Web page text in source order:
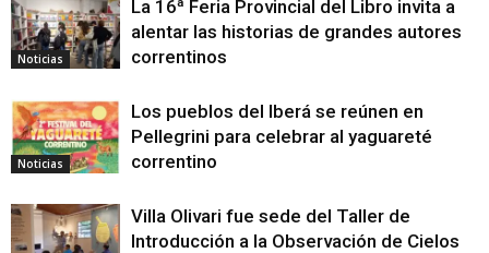
Noticias
La 16ª Feria Provincial del Libro invita a
alentar las historias de grandes autores
correntinos
Noticias
Los pueblos del Iberá se reúnen en
Pellegrini para celebrar al yaguareté
correntino
Villa Olivari fue sede del Taller de
Introducción a la Observación de Cielos